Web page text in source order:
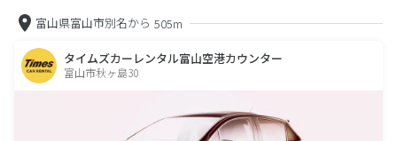
富山県富山市別名から 505m
タイムズカーレンタル富山空港カウンター
富山市秋ヶ島30